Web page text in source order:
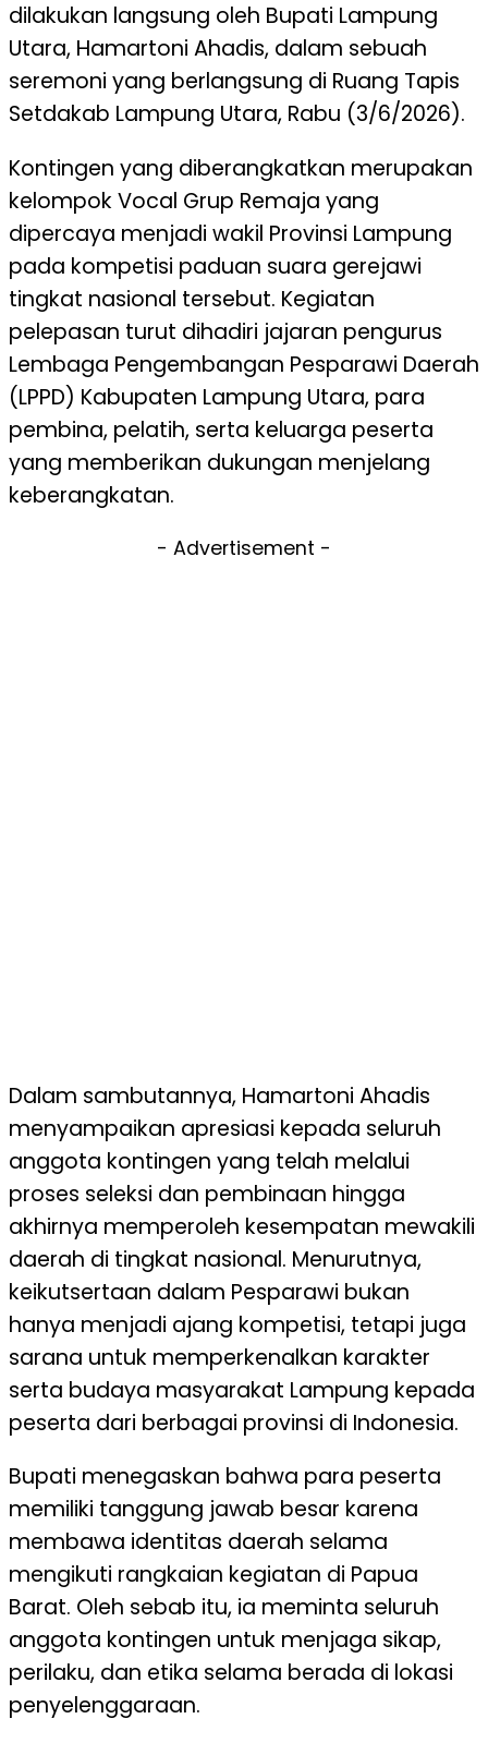
dilakukan langsung oleh Bupati Lampung
Utara, Hamartoni Ahadis, dalam sebuah
seremoni yang berlangsung di Ruang Tapis
Setdakab Lampung Utara, Rabu (3/6/2026).
Kontingen yang diberangkatkan merupakan
kelompok Vocal Grup Remaja yang
dipercaya menjadi wakil Provinsi Lampung
pada kompetisi paduan suara gerejawi
tingkat nasional tersebut. Kegiatan
pelepasan turut dihadiri jajaran pengurus
Lembaga Pengembangan Pesparawi Daerah
(LPPD) Kabupaten Lampung Utara, para
pembina, pelatih, serta keluarga peserta
yang memberikan dukungan menjelang
keberangkatan.
- Advertisement -
Dalam sambutannya, Hamartoni Ahadis
menyampaikan apresiasi kepada seluruh
anggota kontingen yang telah melalui
proses seleksi dan pembinaan hingga
akhirnya memperoleh kesempatan mewakili
daerah di tingkat nasional. Menurutnya,
keikutsertaan dalam Pesparawi bukan
hanya menjadi ajang kompetisi, tetapi juga
sarana untuk memperkenalkan karakter
serta budaya masyarakat Lampung kepada
peserta dari berbagai provinsi di Indonesia.
Bupati menegaskan bahwa para peserta
memiliki tanggung jawab besar karena
membawa identitas daerah selama
mengikuti rangkaian kegiatan di Papua
Barat. Oleh sebab itu, ia meminta seluruh
anggota kontingen untuk menjaga sikap,
perilaku, dan etika selama berada di lokasi
penyelenggaraan.